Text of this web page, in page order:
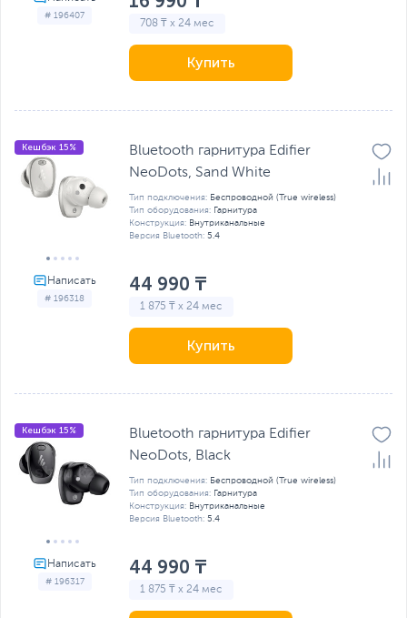
# 196407
708 ₸ x 24 мес
Купить
# 196318
Кешбэк 15%
Bluetooth гарнитура Edifier
NeoDots, Sand White
Тип подключения: Беспроводной (True wireless)
Тип оборудования: Гарнитура
Конструкция: Внутриканальные
Версия Bluetooth: 5.4
44 990 ₸
1 875 ₸ x 24 мес
Купить
# 196317
Кешбэк 15%
Bluetooth гарнитура Edifier
NeoDots, Black
Тип подключения: Беспроводной (True wireless)
Тип оборудования: Гарнитура
Конструкция: Внутриканальные
Версия Bluetooth: 5.4
44 990 ₸
1 875 ₸ x 24 мес